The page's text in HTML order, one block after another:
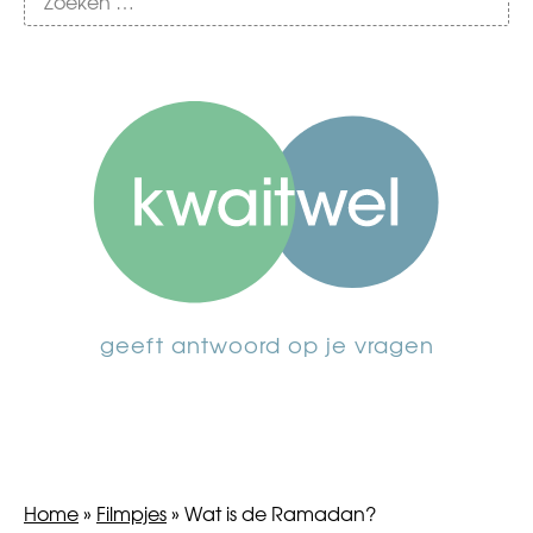
geeft antwoord op je vragen
Home» Filmpjes» Wat is de Ramadan?